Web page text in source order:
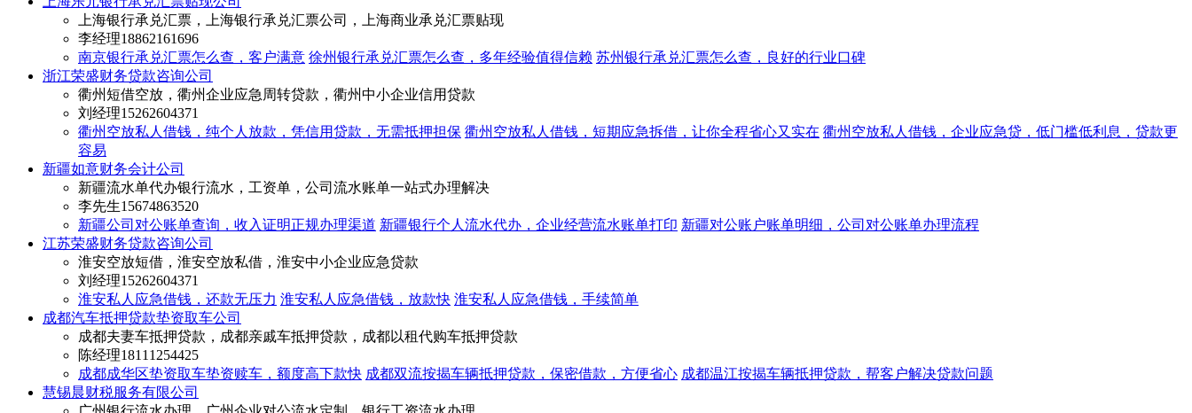
上海银行承兑汇票，上海银行承兑汇票公司，上海商业承兑汇票贴现
李经理18862161696
南京银行承兑汇票怎么查，客户满意 徐州银行承兑汇票怎么查，多年经验值得信赖 苏州银行承兑汇票怎么查，良好的行业口碑
浙江荣盛财务贷款咨询公司
衢州短借空放，衢州企业应急周转贷款，衢州中小企业信用贷款
刘经理15262604371
衢州空放私人借钱，纯个人放款，凭信用贷款，无需抵押担保 衢州空放私人借钱，短期应急拆借，让你全程省心又实在 衢州空放私人借钱，企业应急贷，低门槛低利息，贷款更
容易
新疆如意财务会计公司
新疆流水单代办银行流水，工资单，公司流水账单一站式办理解决
李先生15674863520
新疆公司对公账单查询，收入证明正规办理渠道 新疆银行个人流水代办，企业经营流水账单打印 新疆对公账户账单明细，公司对公账单办理流程
江苏荣盛财务贷款咨询公司
淮安空放短借，淮安空放私借，淮安中小企业应急贷款
刘经理15262604371
淮安私人应急借钱，还款无压力 淮安私人应急借钱，放款快 淮安私人应急借钱，手续简单
成都汽车抵押贷款垫资取车公司
成都夫妻车抵押贷款，成都亲戚车抵押贷款，成都以租代购车抵押贷款
陈经理18111254425
成都成华区垫资取车垫资赎车，额度高下款快 成都双流按揭车辆抵押贷款，保密借款，方便省心 成都温江按揭车辆抵押贷款，帮客户解决贷款问题
慧锡晨财税服务有限公司